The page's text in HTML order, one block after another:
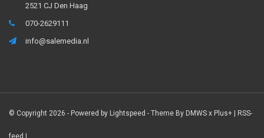
2521 CJ Den Haag
070-2629111
info@salemedia.nl
© Copyright 2026 - Powered by Lightspeed - Theme By DMWS x Plus+ | RSS-
feed |